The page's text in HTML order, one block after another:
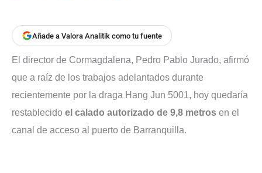
Añade a Valora Analitik como tu fuente
El director de Cormagdalena, Pedro Pablo Jurado, afirmó
que a raíz de los trabajos adelantados durante
recientemente por la draga Hang Jun 5001, hoy quedaría
restablecido el calado autorizado de 9,8 metros en el
canal de acceso al puerto de Barranquilla.